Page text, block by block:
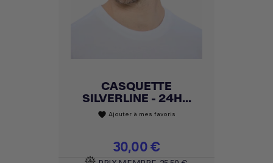
CASQUETTE
SILVERLINE - 24H...
favorite Ajouter à mes favoris
Prix
30,00 €